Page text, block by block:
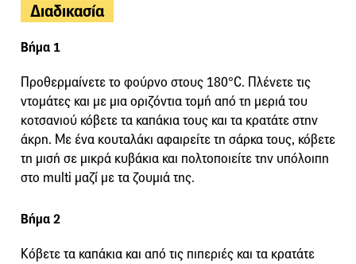
Διαδικασία
Βήμα 1
Προθερμαίνετε το φούρνο στους 180°C. Πλένετε τις
ντομάτες και με μια οριζόντια τομή από τη μεριά του
κοτσανιού κόβετε τα καπάκια τους και τα κρατάτε στην
άκρη. Με ένα κουταλάκι αφαιρείτε τη σάρκα τους, κόβετε
τη μισή σε μικρά κυβάκια και πολτοποιείτε την υπόλοιπη
στο multi μαζί με τα ζουμιά της.
Βήμα 2
Κόβετε τα καπάκια και από τις πιπεριές και τα κρατάτε